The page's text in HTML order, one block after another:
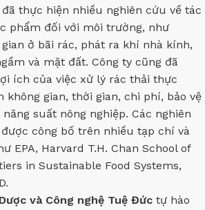
đã thực hiện nhiều nghiên cứu về tác
phẩm đối với môi trường, như
ở bãi rác, phát ra khí nhà kính,
và mặt đất. Công ty cũng đã
ích của việc xử lý rác thải thực
không gian, thời gian, chi phí, bảo vệ
suất nông nghiệp. Các nghiên
công bố trên nhiều tạp chí và
EPA, Harvard T.H. Chan School of
in Sustainable Food Systems,
và Công nghệ Tuệ Đức tự hào